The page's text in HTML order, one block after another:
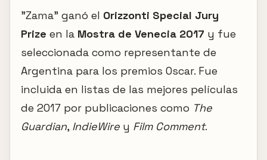
"Zama" ganó el Orizzonti Special Jury
Prize en la Mostra de Venecia 2017 y fue
seleccionada como representante de
Argentina para los premios Oscar. Fue
incluida en listas de las mejores películas
de 2017 por publicaciones como The
Guardian, IndieWire y Film Comment.